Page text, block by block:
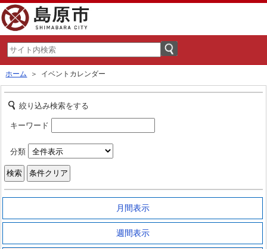
ホーム ＞ イベントカレンダー
絞り込み検索をする
キーワード
分類
月間表示
週間表示